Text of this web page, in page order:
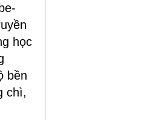
học
bền
chì,